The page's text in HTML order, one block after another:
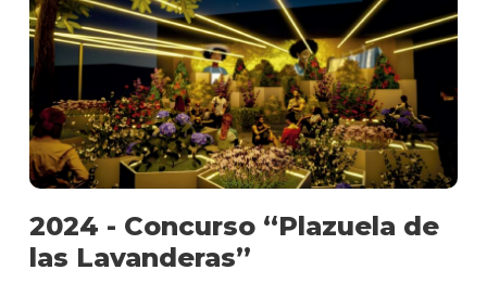
2024 - Concurso “Plazuela de
las Lavanderas”